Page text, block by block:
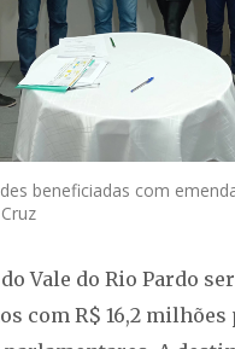
beneficiadas com
Vale do Rio Pardo
com R$ 16,2